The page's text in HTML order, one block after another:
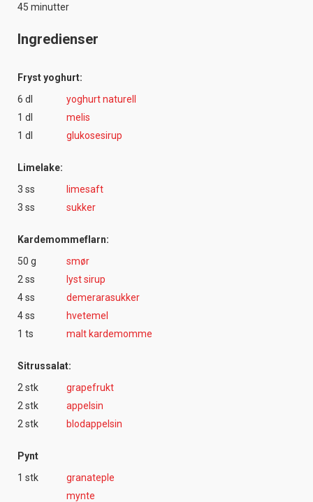
45 minutter
Ingredienser
Fryst yoghurt:
6 dl
yoghurt naturell
1 dl
melis
1 dl
glukosesirup
Limelake:
3 ss
limesaft
3 ss
sukker
Kardemommeflarn:
50 g
smør
2 ss
lyst sirup
4 ss
demerarasukker
4 ss
hvetemel
1 ts
malt kardemomme
Sitrussalat:
2 stk
grapefrukt
2 stk
appelsin
2 stk
blodappelsin
Pynt
1 stk
granateple
mynte